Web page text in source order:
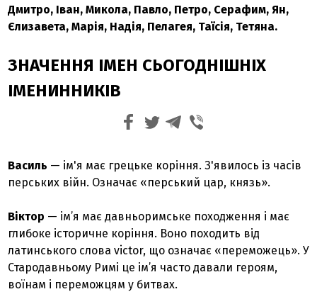
Дмитро, Іван, Микола, Павло, Петро, Серафим, Ян,
Єлизавета, Марія, Надія, Пелагея, Таїсія, Тетяна.
ЗНАЧЕННЯ ІМЕН СЬОГОДНІШНІХ
ІМЕНИННИКІВ
Василь — ім'я має грецьке коріння. З'явилось із часів
перських війн. Означає «перський цар, князь».
Віктор — ім’я має давньоримське походження і має
глибоке історичне коріння. Воно походить від
латинського слова victor, що означає «переможець». У
Стародавньому Римі це ім’я часто давали героям,
воїнам і переможцям у битвах.